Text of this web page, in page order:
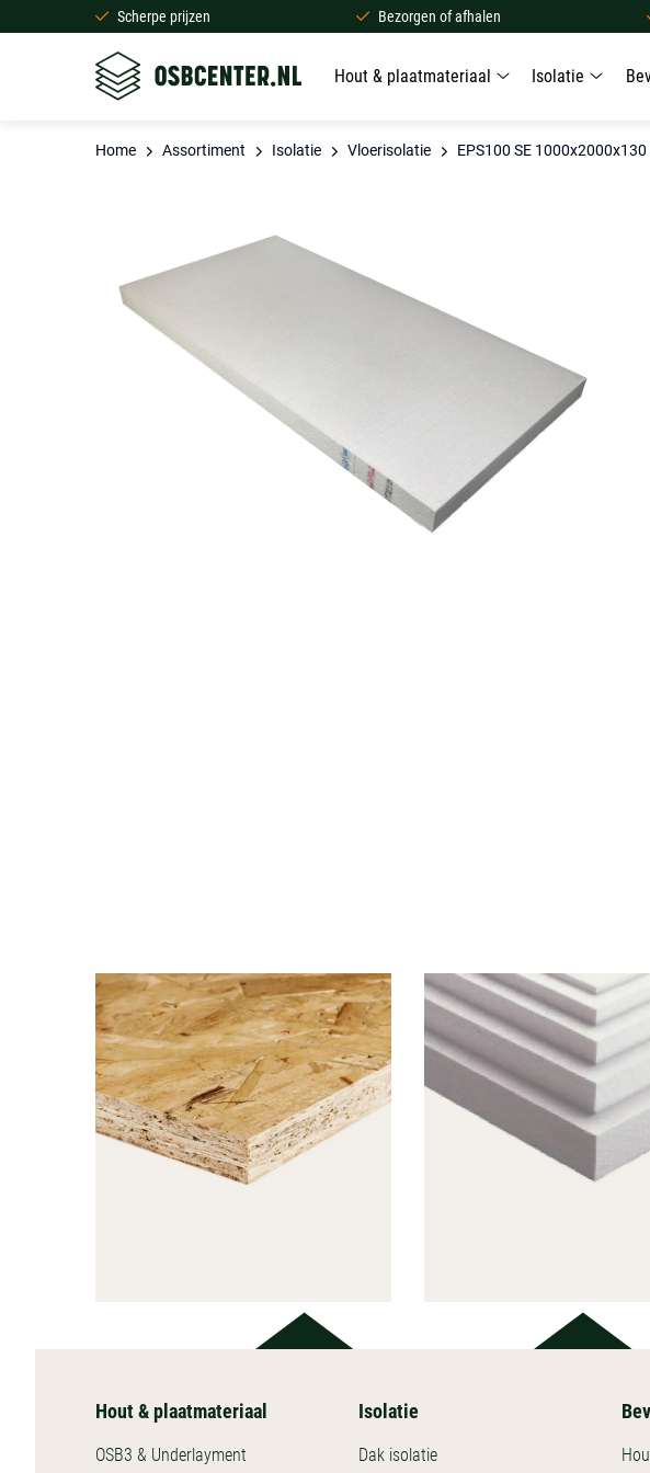
Scherpe prijzen Bezorgen of afhalen
Hout & plaatmateriaal Isolatie
Home Assortiment Isolatie Vloerisolatie EPS100 SE
HOUT &
PLAATMATERIAAL
Hout & plaatmateriaal
OSB3 & Underlayment
Isolatie
Dak isolatie